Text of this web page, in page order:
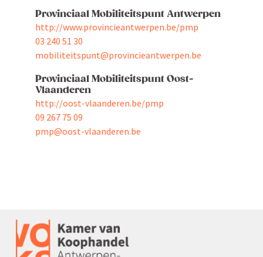
Provin­ciaal Mobili­teitspunt Antwerpen
http://www.provincieantwerpen.be/pmp
03 240 51 30
mobiliteitspunt@provincieantwerpen.be
Provin­ciaal Mobili­teitspunt Oost-
Vlaanderen
http://oost-vlaanderen.be/pmp
09 267 75 09
pmp@oost-vlaanderen.be